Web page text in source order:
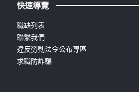
快速導覽
職缺列表
聯繫我們
違反勞動法令公布專區
求職防詐騙